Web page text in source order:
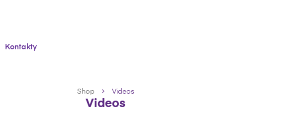
Kontakty
Shop Videos
Videos